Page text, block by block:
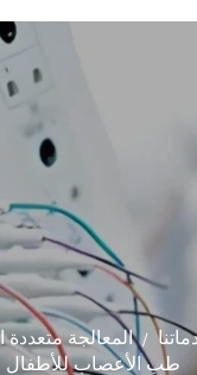
/ المعالجة
طب الأعصاب للأطفال